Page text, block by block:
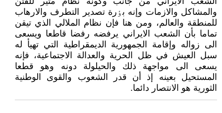
والمشاکل والازمات وإنه بٶرة تصدير التطرف والارهاب
للمنطقة والعالم، ومن هنا فإن نظام الملالي الذي تيقن
تماما بأن الشعب الايراني يرفضه رفضا قاطعا ويسعى
الى زواله وإقامة الجمهورية الديمقراطية التي تهيأ له
سبل العيش في ظل الحرية والعدالة الاجتماعية، فإنه
يسعى الى مواجهة ذلك والحيلولة دونه وهو قطعا
المستحيل بعينه إذ أن قدر الشعوب والقوى الوطنية
الثورية هو الانتصار دائما.